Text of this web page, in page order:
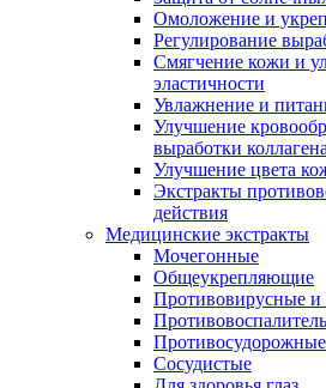
Омоложение и
Регулирование
Смягчение кожи и
эластичности
Увлажнение и
Улучшение
выработки коллагена
Улучшение цвета
Экстракты
действия
Медицинские экстракты
Мочегонные
Общеукрепляющие
Противовирусные
Сосудистые